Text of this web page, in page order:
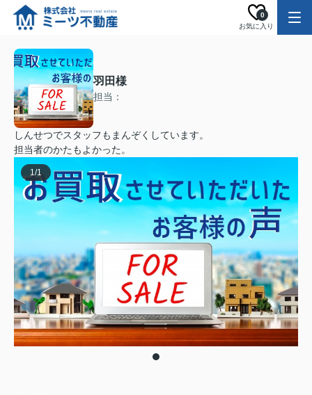
お気に入り
0
羽田様
担当：
しんせつでスタッフもまんぞくしています。
担当者のかたもよかった。
1/1